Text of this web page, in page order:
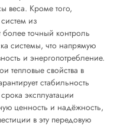
веса. Кроме того,
из
точный контроль
системы, что напрямую
и энергопотребление.
тепловые свойства в
стабильность
эксплуатации
ценность и надёжность,
в эту передовую